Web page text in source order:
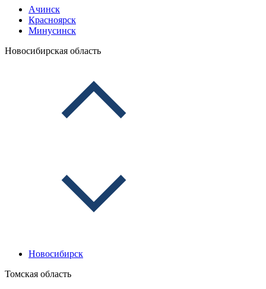
Ачинск
Красноярск
Минусинск
Новосибирская область
Новосибирск
Томская область